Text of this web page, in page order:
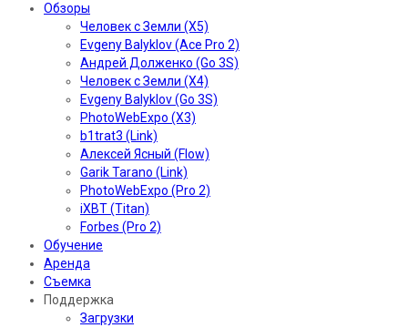
Обзоры
Человек с Земли (X5)
Evgeny Balyklov (Ace Pro 2)
Андрей Долженко (Go 3S)
Человек с Земли (X4)
Evgeny Balyklov (Go 3S)
PhotoWebExpo (X3)
b1trat3 (Link)
Алексей Ясный (Flow)
Garik Tarano (Link)
PhotoWebExpo (Pro 2)
iXBT (Titan)
Forbes (Pro 2)
Обучение
Аренда
Съемка
Поддержка
Загрузки